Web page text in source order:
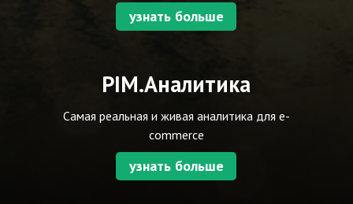
узнать больше
PIM.Аналитика
Самая реальная и живая аналитика для e-
commerce
узнать больше